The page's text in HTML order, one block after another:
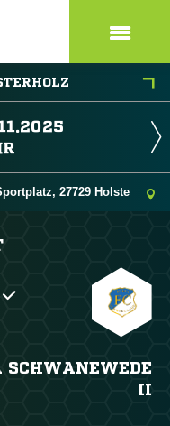
27729 Holste
SCHWANEWEDE
II